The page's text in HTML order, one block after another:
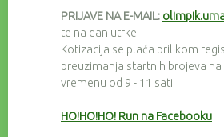
PRIJAVE NA E-MAIL:
te na dan utrke.
Kotizacija se plaća prilikom
preuzimanja startnih brojeva na
vremenu od 9 - 11 sati.
HO!HO!HO! Run na Facebooku